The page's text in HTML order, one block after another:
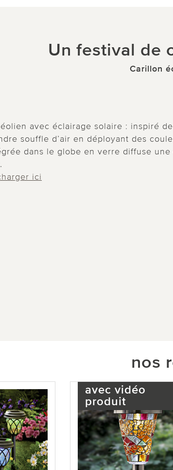
Un festival de
Carillon
avec éclairage solaire : inspiré
souffle d’air en déployant des
dans le globe en verre diffuse
ici
nos
avec vidéo
produit